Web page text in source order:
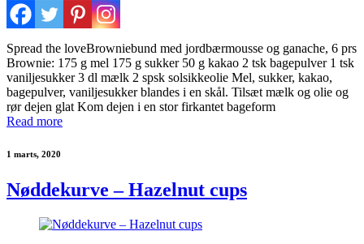
Spread the loveBrowniebund med jordbærmousse og ganache, 6 prs
Brownie: 175 g mel 175 g sukker 50 g kakao 2 tsk bagepulver 1 tsk
vaniljesukker 3 dl mælk 2 spsk solsikkeolie Mel, sukker, kakao,
bagepulver, vaniljesukker blandes i en skål. Tilsæt mælk og olie og
rør dejen glat Kom dejen i en stor firkantet bageform
Read more
1 marts, 2020
Nøddekurve – Hazelnut cups